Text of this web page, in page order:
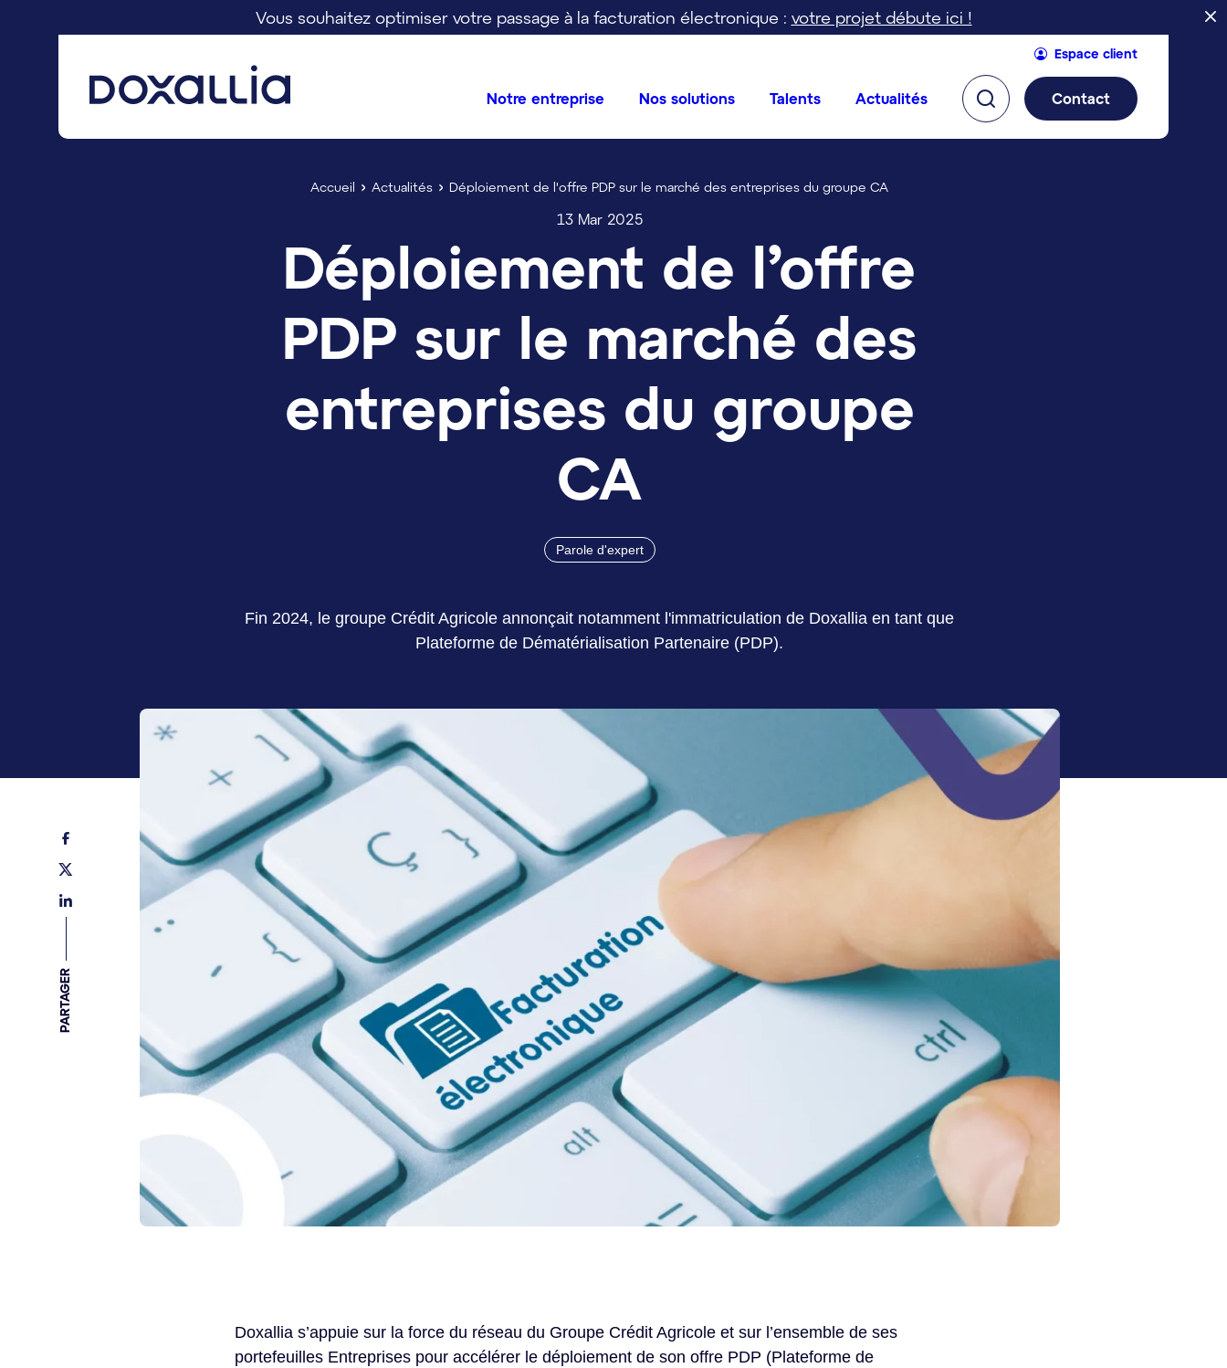
Vous souhaitez optimiser votre passage à la facturation électronique : votre projet débute ici !
Espace client
Notre entreprise Nos solutions Talents Actualités Contact
Rechercher
Accueil Actualités Déploiement de l'offre PDP sur le marché des entreprises du groupe CA
13 Mar 2025
Déploiement de l’offre
PDP sur le marché des
entreprises du groupe
CA
Parole d'expert
Fin 2024, le groupe Crédit Agricole annonçait notamment l'immatriculation de Doxallia en tant que
Plateforme de Dématérialisation Partenaire (PDP).
PARTAGER
Doxallia s’appuie sur la force du réseau du Groupe Crédit Agricole et sur l’ensemble de ses
portefeuilles Entreprises pour accélérer le déploiement de son offre PDP (Plateforme de